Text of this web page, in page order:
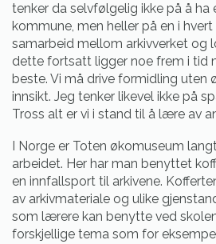
tenker da selvfølgelig ikke på å ha
kommune, men heller på en i hvert
samarbeid mellom arkivverket og
dette fortsatt ligger noe frem i tid
beste. Vi må drive formidling uten
innsikt. Jeg tenker likevel ikke på
Tross alt er vi i stand til å lære av
I Norge er Toten økomuseum
arbeidet. Her har man benyttet
en innfallsport til arkivene.
av arkivmateriale og ulike
som lærere kan benytte ved
forskjellige tema som for